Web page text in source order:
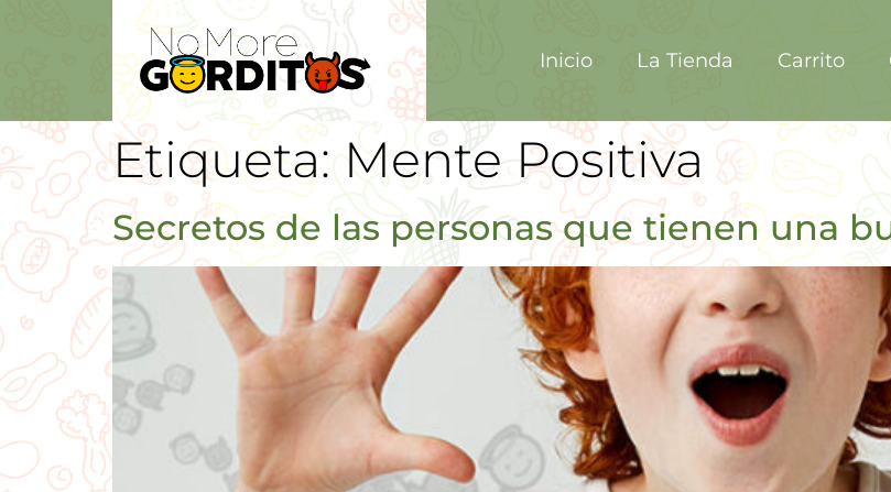
Inicio La Tienda Carrito
Etiqueta:Mente Positiva
Secretos de las personas que tienen una